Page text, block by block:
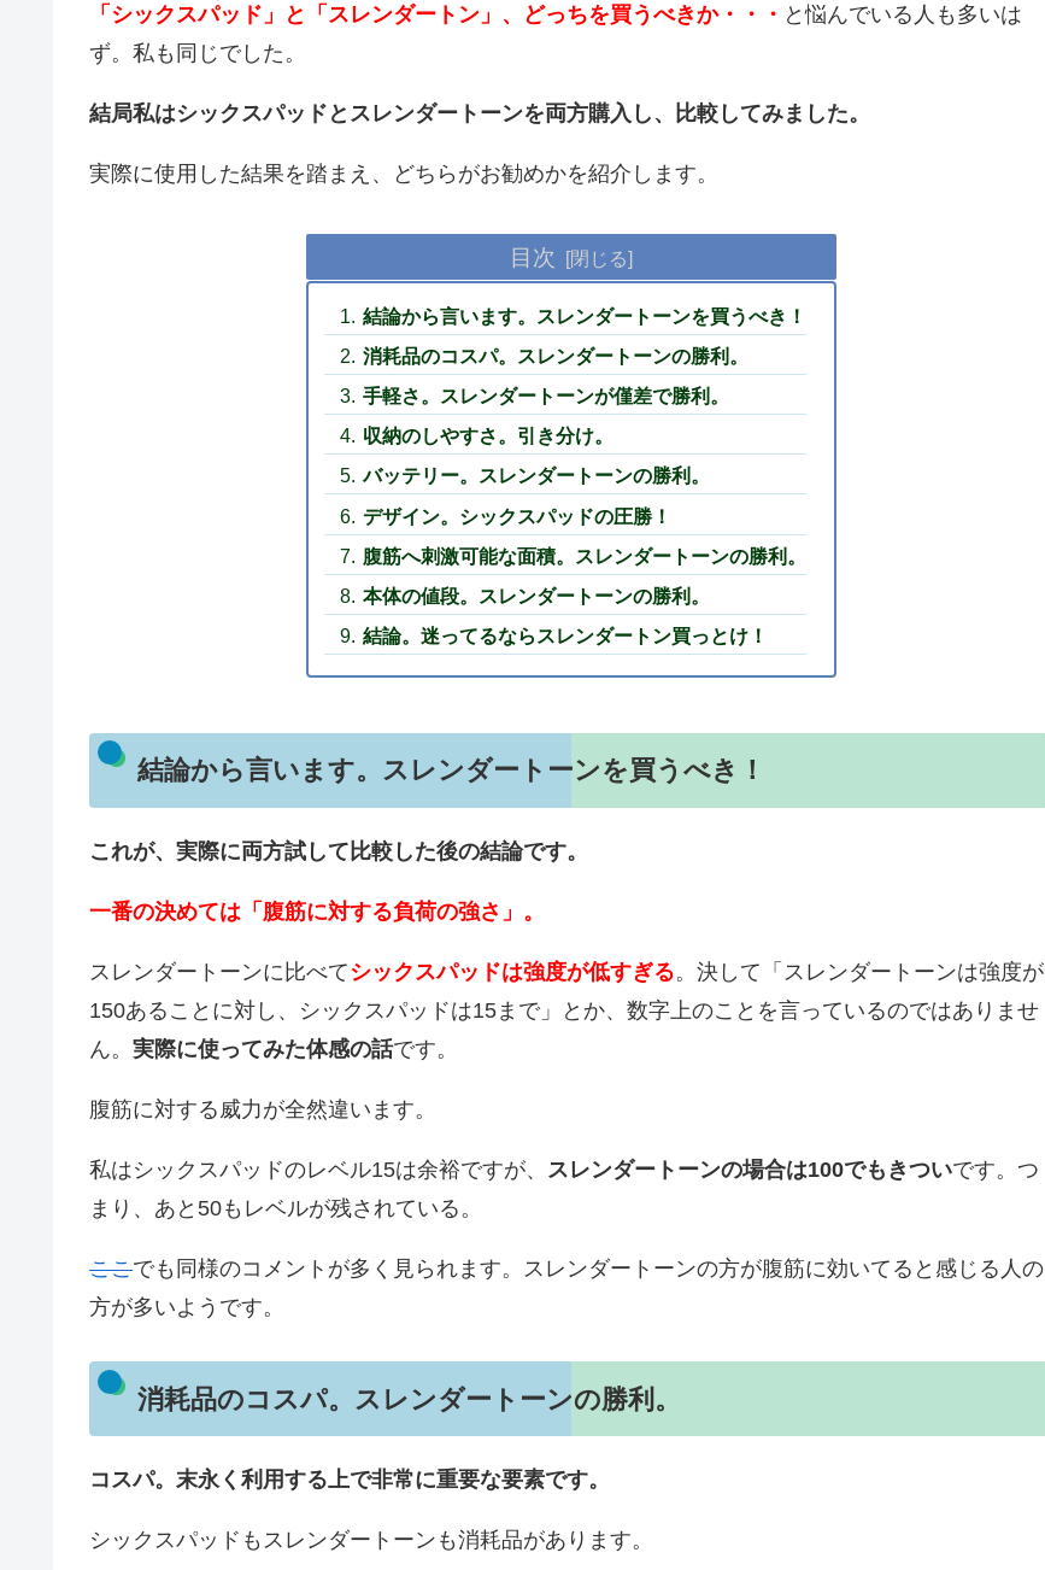
「シックスパッド」と「スレンダートン」、どっちを買うべきか・・・ と悩んでいる人も多いは
ず。私も同じでした。
結局私はシックスパッドとスレンダートーンを両方購入し、比較してみました。
実際に使用した結果を踏まえ、どちらがお勧めかを紹介します。
目次
結論から言います。スレンダートーンを買うべき！
消耗品のコスパ。スレンダートーンの勝利。
手軽さ。スレンダートーンが僅差で勝利。
収納のしやすさ。引き分け。
バッテリー。スレンダートーンの勝利。
デザイン。シックスパッドの圧勝！
腹筋へ刺激可能な面積。スレンダートーンの勝利。
本体の値段。スレンダートーンの勝利。
結論。迷ってるならスレンダートン買っとけ！
結論から言います。スレンダートーンを買うべき！
これが、実際に両方試して比較した後の結論です。
一番の決めては「腹筋に対する負荷の強さ」。
スレンダートーンに比べてシックスパッドは強度が低すぎる。決して「スレンダートーンは強度が
150あることに対し、シックスパッドは15まで」とか、数字上のことを言っているのではありませ
ん。 実際に使ってみた体感の話です。
腹筋に対する威力が全然違います。
私はシックスパッドのレベル15は余裕ですが、 スレンダートーンの場合は100でもきついです。つ
まり、あと50もレベルが残されている。
ここでも同様のコメントが多く見られます。スレンダートーンの方が腹筋に効いてると感じる人の
方が多いようです。
消耗品のコスパ。スレンダートーンの勝利。
コスパ。末永く利用する上で非常に重要な要素です。
シックスパッドもスレンダートーンも消耗品があります。